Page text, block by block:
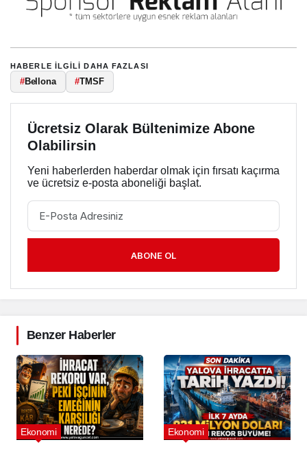
HABERLE ILGILI DAHA FAZLASI
#Bellona #TMSF
Ücretsiz Olarak Bültenimize Abone
Olabilirsin
Yeni haberlerden haberdar olmak için fırsatı kaçırma
ve ücretsiz e-posta aboneliği başlat.
ABONE OL
Benzer Haberler
Ekonomi Ekonomi